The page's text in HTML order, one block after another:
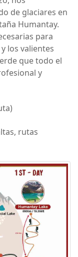
de glaciares en
Humantay.
para
los valientes
que todo el
y
rutas